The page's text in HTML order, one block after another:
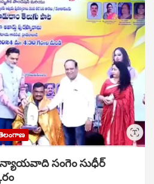
న్యాయవాది సంగెం సుధీర్